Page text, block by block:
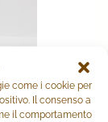
come i cookie per
Il consenso a
il comportamento